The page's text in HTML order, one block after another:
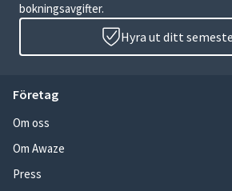
bokningsavgifter.
Hyra ut ditt
Företag
Om oss
Om Awaze
Press